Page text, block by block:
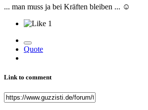
... man muss ja bei Kräften bleiben ... ☺️
1
Quote
Link to comment